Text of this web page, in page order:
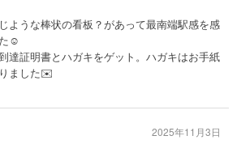
ような棒状の看板？があって最南端駅感を感
☺️
達証明書とハガキをゲット。ハガキはお手紙
ました✉️
2025年11月3日